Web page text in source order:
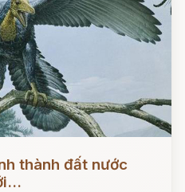
thành đất nước